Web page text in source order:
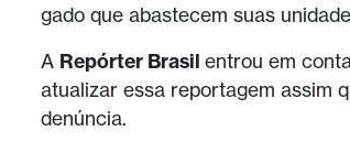
gado que abastecem suas
A Repórter Brasilentrou em
atualizar essa reportagem assim
denúncia.